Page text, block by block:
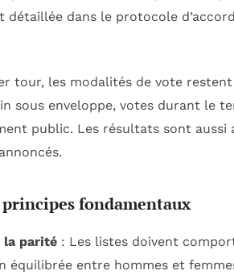
détaillée dans le protocole
tour, les modalités de vote restent
sous enveloppe, votes durant le
public. Les résultats sont aussi
principes fondamentaux
la parité: Les listes doivent
équilibrée entre hommes et